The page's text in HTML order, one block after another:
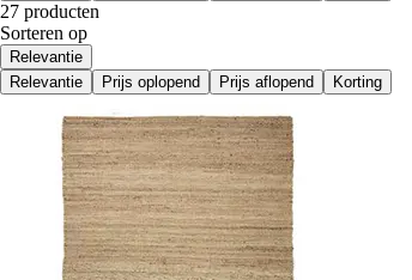
27 producten
Sorteren op
Relevantie
Relevantie
Prijs oplopend Prijs aflopend Korting